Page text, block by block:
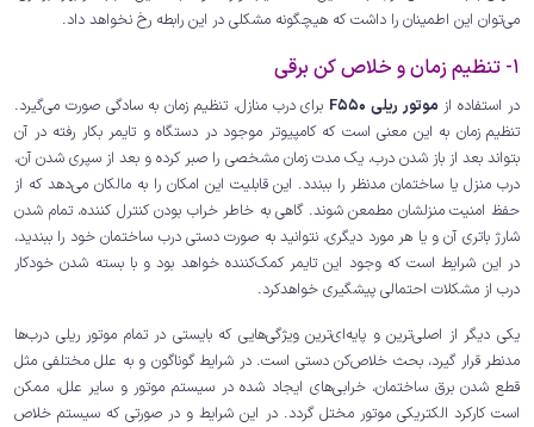
می‌توان این اطمینان را داشت که هیچگونه مشکلی در این رابطه رخ نخواهد داد.
1- تنظیم زمان و خلاص کن برقی
در استفاده از موتور ریلی F550
برای درب منازل، تنظیم زمان به سادگی صورت می‌گیرد.
تنظیم زمان به این معنی است که کامپیوتر موجود در دستگاه و تایمر بکار رفته در آن
بتواند بعد از باز شدن درب، یک مدت زمان مشخصی را صبر کرده و بعد از سپری شدن آن،
درب منزل یا ساختمان مدنظر را ببندد. این قابلیت این امکان را به مالکان می‌دهد که از
حفظ امنیت منزلشان مطمعن شوند. گاهی به خاطر خراب بودن کنترل کننده، تمام شدن
شارژ باتری آن و یا هر مورد دیگری، نتوانید به صورت دستی درب ساختمان خود را ببندید،
در این شرایط است که وجود این تایمر کمک‌کننده خواهد بود و با بسته شدن خودکار
درب از مشکلات احتمالی پیشگیری خواهدکرد.
یکی دیگر از اصلی‌ترین و پایه‌ای‌ترین ویژگی‌هایی که بایستی در تمام موتور ریلی درب‌ها
مدنطر قرار گیرد، بحث خلاص‌کن دستی است. در شرایط گوناگون و به علل مختلفی مثل
قطع شدن برق ساختمان، خرابی‌های ایجاد شده در سیستم موتور و سایر علل، ممکن
است کارکرد الکتریکی موتور مختل گردد. در این شرایط و در صورتی که سیستم خلاص